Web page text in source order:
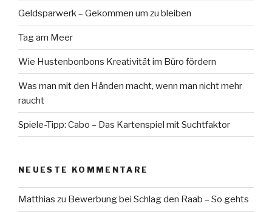
Geldsparwerk – Gekommen um zu bleiben
Tag am Meer
Wie Hustenbonbons Kreativität im Büro fördern
Was man mit den Händen macht, wenn man nicht mehr
raucht
Spiele-Tipp: Cabo – Das Kartenspiel mit Suchtfaktor
NEUESTE KOMMENTARE
Matthias zu Bewerbung bei Schlag den Raab – So gehts